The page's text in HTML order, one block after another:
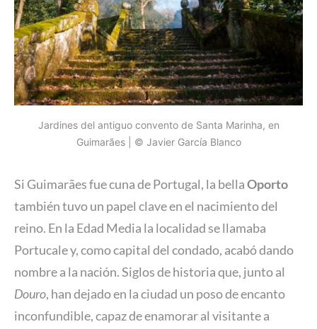
Jardines del antiguo convento de Santa Marinha, en
Guimarães | © Javier García Blanco
Si Guimarães fue cuna de Portugal, la bellaOporto
también tuvo un papel clave en el nacimiento del
reino. En la Edad Media la localidad se llamaba
Portucale y, como capital del condado, acabó dando
nombre a la nación. Siglos de historia que, junto al
Douro, han dejado en la ciudad un poso de encanto
inconfundible, capaz de enamorar al visitante a